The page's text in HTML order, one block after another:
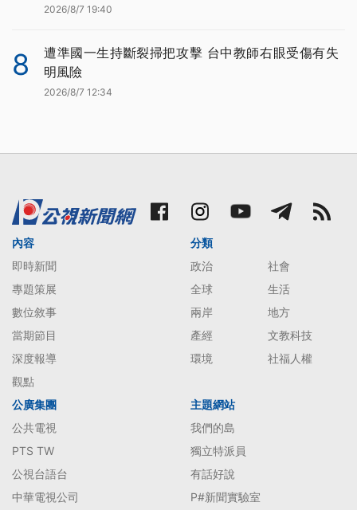
2026/8/7 19:40
8
遭準國一生持斷裂掃把攻擊 台中教師右眼受傷有失
明風險
2026/8/7 12:34
內容
即時新聞
專題策展
數位敘事
當期節目
深度報導
觀點
分類
政治
社會
全球
生活
兩岸
地方
產經
文教科技
環境
社福人權
公廣集團
公共電視
PTS TW
公視台語台
中華電視公司
主題網站
我們的島
獨立特派員
有話好說
P#新聞實驗室